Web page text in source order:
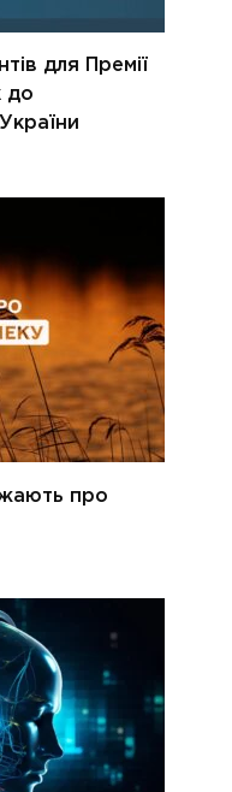
для Премії
до
про